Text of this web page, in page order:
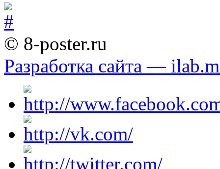
© 8-poster.ru
Разработка сайта —